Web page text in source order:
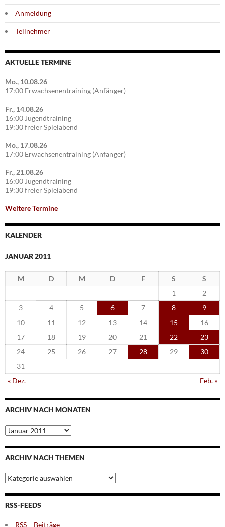
Anmeldung
Teilnehmer
AKTUELLE TERMINE
Mo., 10.08.26
17:00 Erwachsenentraining (Anfänger)
Fr., 14.08.26
16:00 Jugendtraining
19:30 freier Spielabend
Mo., 17.08.26
17:00 Erwachsenentraining (Anfänger)
Fr., 21.08.26
16:00 Jugendtraining
19:30 freier Spielabend
Weitere Termine
KALENDER
JANUAR 2011
M D M D F S
S
1
2
3
4 5 6 7 8
9
10
11 12 13 14 15
16
17
18 19 20 21 22
23
24
25 26 27 28 29
30
31
« Dez.
Feb. »
ARCHIV NACH MONATEN
Archiv
nach
Monaten
ARCHIV NACH THEMEN
Archiv
nach
Themen
RSS-FEEDS
RSS – Beiträge